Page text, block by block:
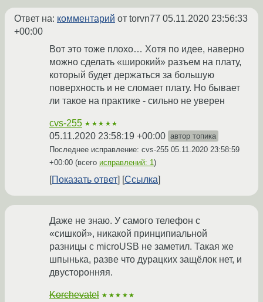
Ответ на: комментарий от torvn77 05.11.2020 23:56:33
+00:00
Вот это тоже плохо… Хотя по идее, наверно
можно сделать «широкий» разъем на плату,
который будет держаться за большую
поверхность и не сломает плату. Но бывает
ли такое на практике - сильно не уверен
cvs-255 ★★★★★
05.11.2020 23:58:19 +00:00 автор топика
Последнее исправление: cvs-255 05.11.2020 23:58:59
+00:00 (всего исправлений: 1)
Показать ответ Ссылка
Даже не знаю. У самого телефон с
«сишкой», никакой принципиальной
разницы с microUSB не заметил. Такая же
шпынька, разве что дурацких защёлок нет, и
двусторонняя.
Korchevatel ★★★★★